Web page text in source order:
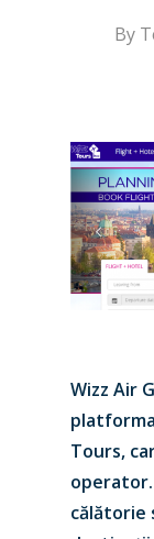
By
Wizz Air
Tours,
călătorie